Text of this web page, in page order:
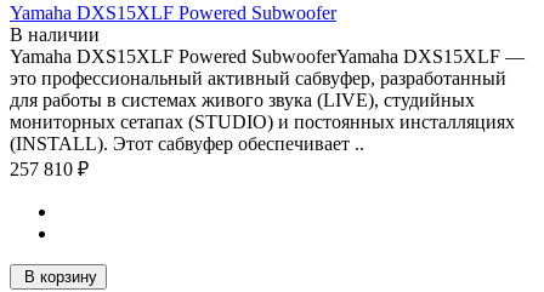
Yamaha DXS15XLF Powered Subwoofer
В наличии
Yamaha DXS15XLF Powered SubwooferYamaha DXS15XLF —
это профессиональный активный сабвуфер, разработанный
для работы в системах живого звука (LIVE), студийных
мониторных сетапах (STUDIO) и постоянных инсталляциях
(INSTALL). Этот сабвуфер обеспечивает ..
257 810 ₽
В корзину